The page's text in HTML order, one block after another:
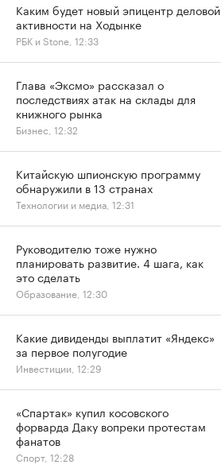
Каким будет новый эпицентр деловой
активности на Ходынке
РБК и Stone, 12:33
Глава «Эксмо» рассказал о
последствиях атак на склады для
книжного рынка
Бизнес, 12:32
Китайскую шпионскую программу
обнаружили в 13 странах
Технологии и медиа, 12:31
Руководителю тоже нужно
планировать развитие. 4 шага, как
это сделать
Образование, 12:30
Какие дивиденды выплатит «Яндекс»
за первое полугодие
Инвестиции, 12:29
«Спартак» купил косовского
форварда Даку вопреки протестам
фанатов
Спорт, 12:28